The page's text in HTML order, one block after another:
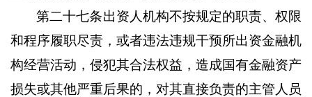
第二十七条出资人机构不按规定的职责、权限
和程序履职尽责，或者违法违规干预所出资金融机
构经营活动，侵犯其合法权益，造成国有金融资产
损失或其他严重后果的，对其直接负责的主管人员